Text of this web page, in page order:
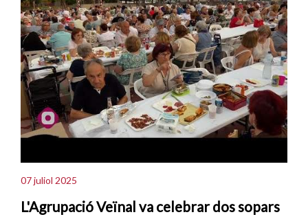
07 juliol 2025
L'Agrupació Veïnal va celebrar dos sopars